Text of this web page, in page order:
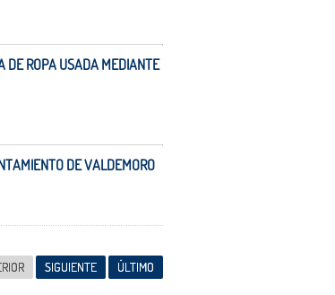
DE ROPA USADA MEDIANTE
DE VALDEMORO
SIGUIENTE ÚLTIMO